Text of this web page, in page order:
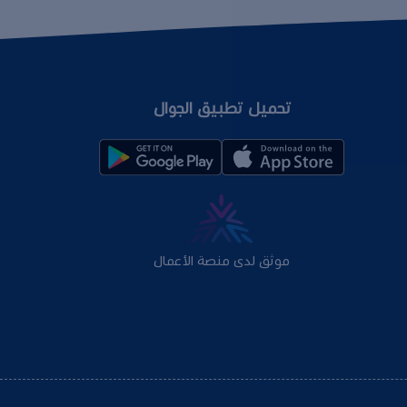
تحميل تطبيق الجوال
موثق لدى منصة الأعمال